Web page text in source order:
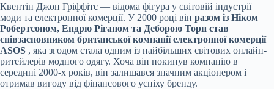
Квентін Джон Гріффітс — відома фігура у світовій індустрії
моди та електронної комерції. У 2000 році він разом із Ніком
Робертсоном, Ендрю Ріганом та Деборою Торп став
співзасновником британської компанії електронної комерції
ASOS , яка згодом стала одним із найбільших світових онлайн-
ритейлерів модного одягу. Хоча він покинув компанію в
середині 2000-х років, він залишався значним акціонером і
отримав вигоду від фінансового успіху бренду.